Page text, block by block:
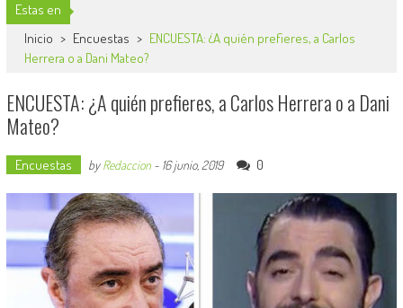
Estas en
Inicio > Encuestas > ENCUESTA: ¿A quién prefieres, a Carlos
Herrera o a Dani Mateo?
ENCUESTA: ¿A quién prefieres, a Carlos Herrera o a Dani
Mateo?
Encuestas byRedaccion- 16 junio, 2019 0